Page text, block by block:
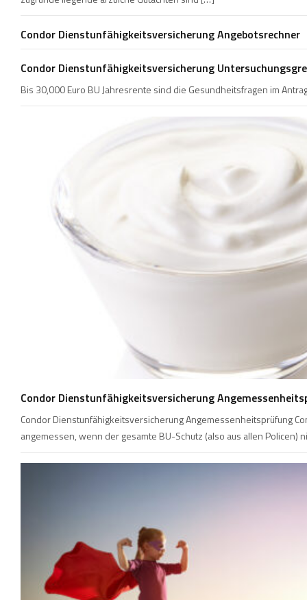
Condor Dienstunfähigkeitsversicherung Angebotsrechner
Condor Dienstunfähigkeitsversicherung
Bis 30,000 Euro BU Jahresrente sind die Gesundheitsfragen im
Condor Dienstunfähigkeitsversicherung
Condor Dienstunfähigkeitsversicherung Angemessenheitsprüfung
angemessen, wenn der gesamte BU-Schutz (also aus allen Policen)